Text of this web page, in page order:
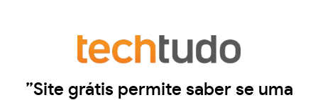
”Site grátis permite saber se uma